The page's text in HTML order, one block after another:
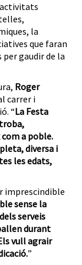
la
que faran
gaudir de la
Roger
carrer i
“La Festa
a poble.
diversa i
les edats,
imprescindible
sense la
serveis
durant
vull agrair
”